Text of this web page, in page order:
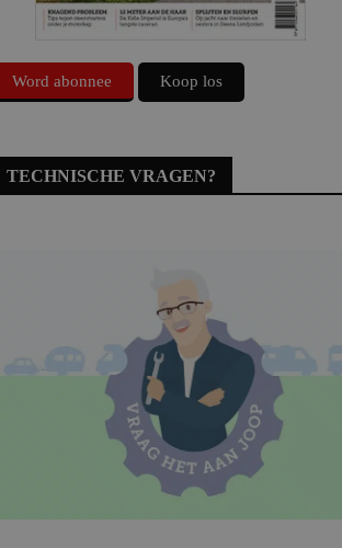
Word abonnee Koop los
TECHNISCHE VRAGEN?